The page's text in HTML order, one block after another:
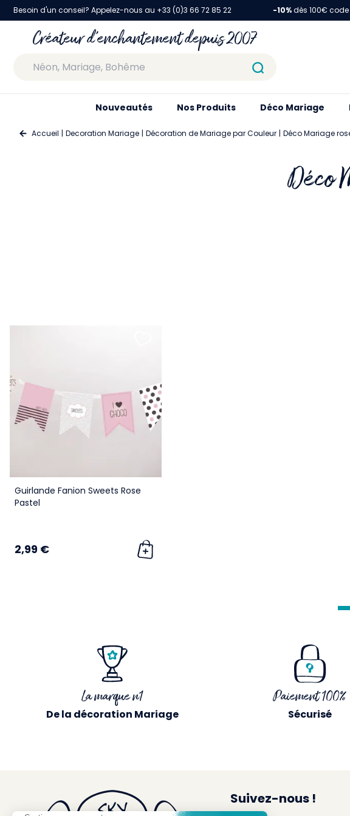
Besoin d'un conseil? Appelez-nous au +33 (0)3 66 72 85 22 -10%dès 100€ code
Créateur d'enchantement depuis 2007
Nouveautés Nos Produits Déco Mariage
Accueil Decoration Mariage Décoration de Mariage par Couleur Déco Mariage
Déco
Guirlande Fanion Sweets Rose
Pastel
2,99 €
La marque n1
De la décoration Mariage
Paiement 100%
Sécurisé
Suivez-nous !